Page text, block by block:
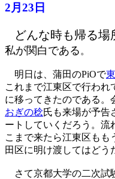
2月23日
どんな時も帰る場
私が関白である 。
明日は、蒲田のPiOで
これまで江東区で行われ
に移ってきたのである。
おぎの稔氏も来場が予告
ートしていくだろう。流
こまで来たら江東区もも
田区に明け渡してはどう
さて京都大学の二次試